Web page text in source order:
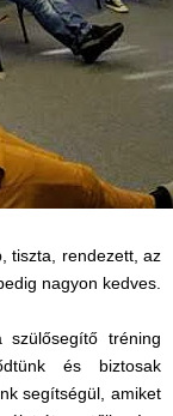
tiszta, rendezett, az
nagyon kedves.
szülősegítő tréning
és biztosak
segítségül, amiket